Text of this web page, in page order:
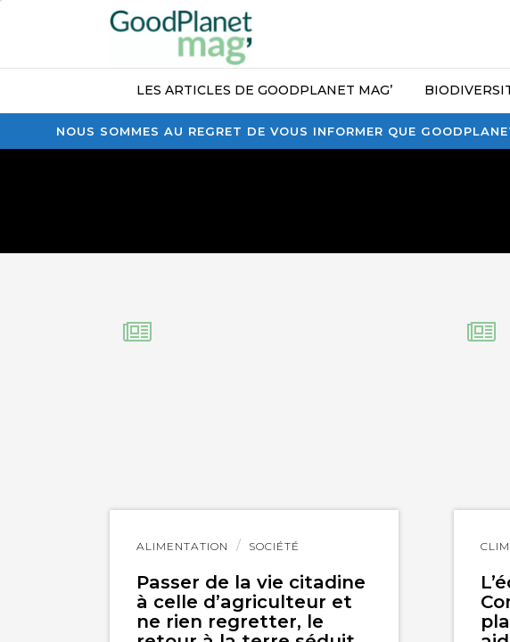
NOUS SOMMES AU REGRET DE VOUS INFORMER QUE
LES ARTICLES DE GOODPLANET MAG’
ALIMENTATION SOCIÉTÉ
Passer de la vie citadine
à celle d’agriculteur et
ne rien regretter, le
Lire
Lire